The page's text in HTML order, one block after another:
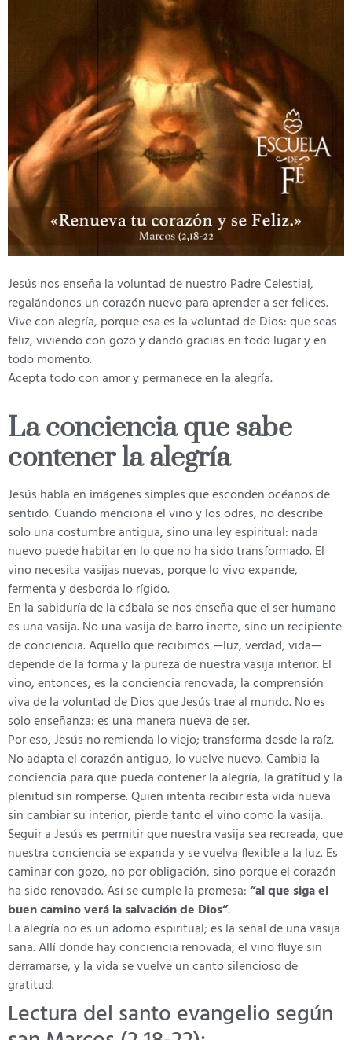
Jesús nos enseña la voluntad de nuestro Padre Celestial,
regalándonos un corazón nuevo para aprender a ser felices.
Vive con alegría, porque esa es la voluntad de Dios: que seas
feliz, viviendo con gozo y dando gracias en todo lugar y en
todo momento.
Acepta todo con amor y permanece en la alegría.
La conciencia que sabe
contener la alegría
Jesús habla en imágenes simples que esconden océanos de
sentido. Cuando menciona el vino y los odres, no describe
solo una costumbre antigua, sino una ley espiritual: nada
nuevo puede habitar en lo que no ha sido transformado. El
vino necesita vasijas nuevas, porque lo vivo expande,
fermenta y desborda lo rígido.
En la sabiduría de la cábala se nos enseña que el ser humano
es una vasija. No una vasija de barro inerte, sino un recipiente
de conciencia. Aquello que recibimos —luz, verdad, vida—
depende de la forma y la pureza de nuestra vasija interior. El
vino, entonces, es la conciencia renovada, la comprensión
viva de la voluntad de Dios que Jesús trae al mundo. No es
solo enseñanza: es una manera nueva de ser.
Por eso, Jesús no remienda lo viejo; transforma desde la raíz.
No adapta el corazón antiguo, lo vuelve nuevo. Cambia la
conciencia para que pueda contener la alegría, la gratitud y la
plenitud sin romperse. Quien intenta recibir esta vida nueva
sin cambiar su interior, pierde tanto el vino como la vasija.
Seguir a Jesús es permitir que nuestra vasija sea recreada, que
nuestra conciencia se expanda y se vuelva flexible a la luz. Es
caminar con gozo, no por obligación, sino porque el corazón
ha sido renovado. Así se cumple la promesa:“al que siga el
buen camino verá la salvación de Dios”.
La alegría no es un adorno espiritual; es la señal de una vasija
sana. Allí donde hay conciencia renovada, el vino fluye sin
derramarse, y la vida se vuelve un canto silencioso de
gratitud.
Lectura del santo evangelio según